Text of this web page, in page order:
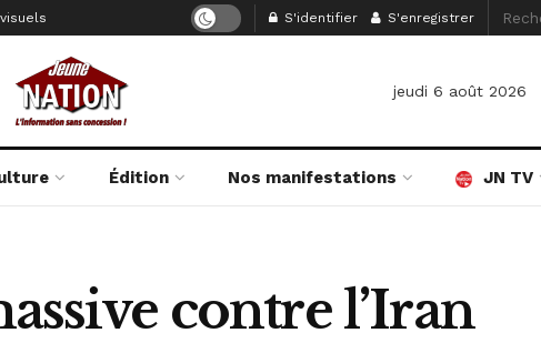
S'identifier S'enregistrer
jeudi 6 août 2026
Édition Nos manifestations JN TV
contre l’Iran